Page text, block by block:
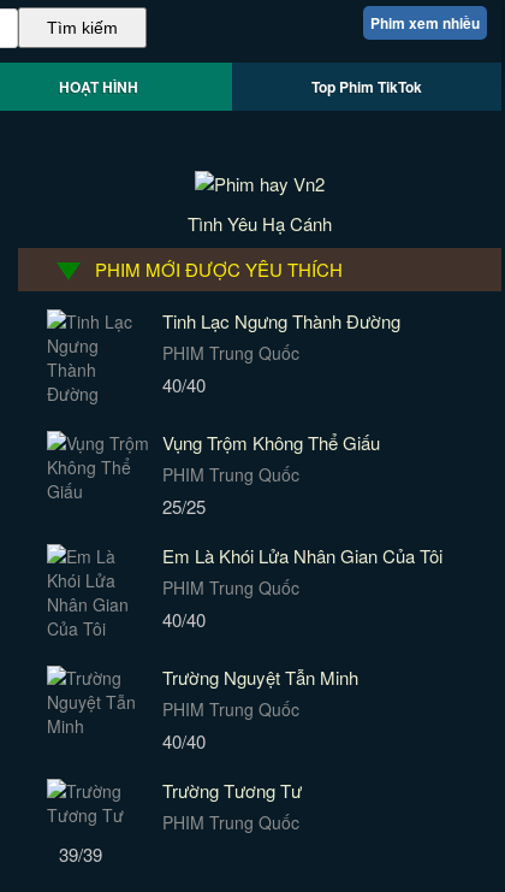
Phim xem nhiều
HOẠT HÌNH Top Phim TikTok
Tình Yêu Hạ Cánh
PHIM MỚI ĐƯỢC YÊU THÍCH
Tinh Lạc Ngưng Thành Đường
PHIM Trung Quốc
40/40
Vụng Trộm Không Thể Giấu
PHIM Trung Quốc
25/25
Em Là Khói Lửa Nhân Gian Của Tôi
PHIM Trung Quốc
40/40
Trường Nguyệt Tẫn Minh
PHIM Trung Quốc
40/40
Trường Tương Tư
PHIM Trung Quốc
39/39